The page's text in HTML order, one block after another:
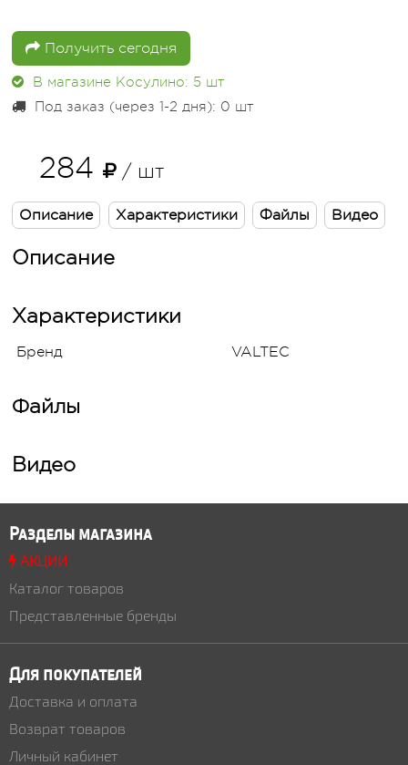
Получить сегодня
В магазине Косулино: 5 шт
Под заказ (через 1-2 дня): 0 шт
284 / шт
Описание Характеристики Файлы Видео
Описание
Характеристики
Бренд VALTEC
Файлы
Видео
Разделы магазина
АКЦИИ
Каталог товаров
Представленные бренды
Для покупателей
Доставка и оплата
Возврат товаров
Личный кабинет